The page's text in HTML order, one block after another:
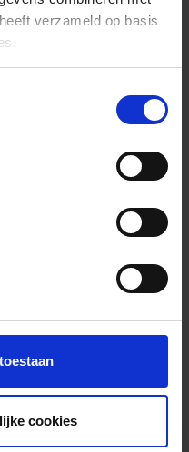
verzameld op basis
cookies